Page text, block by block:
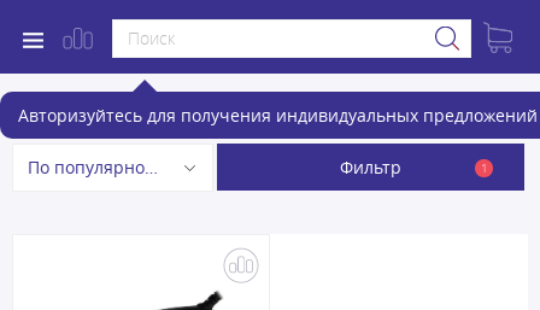
Авторизуйтесь для получения индивидуальных предложений
Утюги
По популярности Фильтр 1